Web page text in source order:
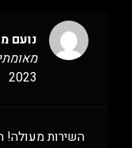
נועם
2023
השירות מעולה!